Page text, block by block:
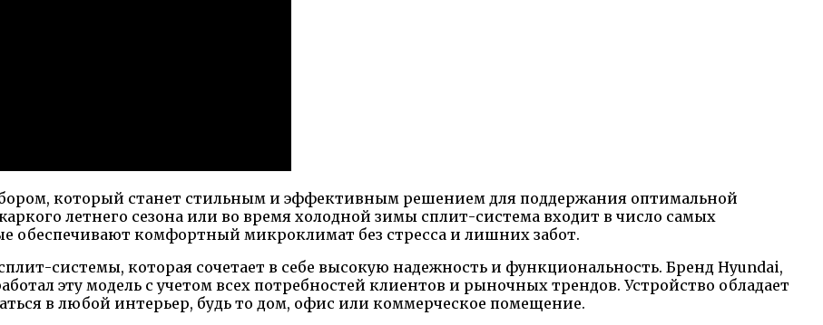
который станет стильным и эффективным решением для поддержания оптимальной
летнего сезона или во время холодной зимы сплит-система входит в число самых
обеспечивают комфортный микроклимат без стресса и лишних забот.
системы, которая сочетает в себе высокую надежность и функциональность. Бренд Hyundai,
эту модель с учетом всех потребностей клиентов и рыночных трендов. Устройство обладает
в любой интерьер, будь то дом, офис или коммерческое помещение.